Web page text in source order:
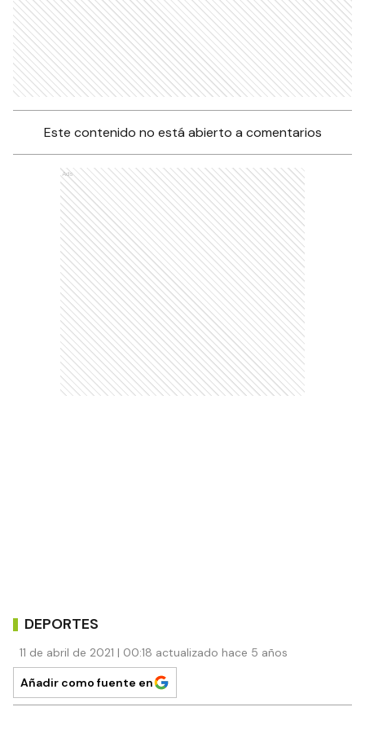
Este contenido no está abierto a comentarios
Ads
DEPORTES
11 de abril de 2021 | 00:18 actualizado hace 5 años
Añadir como fuente en